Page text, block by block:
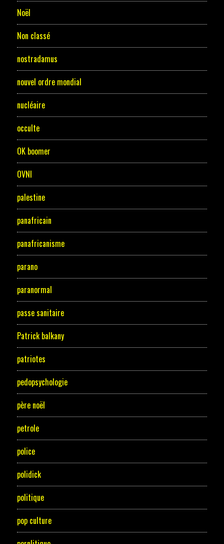
Noël
Non classé
nostradamus
nouvel ordre mondial
nucléaire
occulte
OK boomer
OVNI
palestine
panafricain
panafricanisme
parano
paranormal
passe sanitaire
Patrick balkany
patriotes
pedopsychologie
père noël
petrole
police
polidick
politique
pop culture